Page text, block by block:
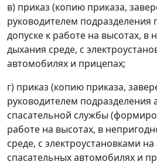
в) приказ (копию приказа,
руководителем
допуске к работе на высотах, в
дыхания среде, с
автомобилях и прицепах;
г) приказ (копию приказа,
руководителем подразделения
спасательной службы
работе на высотах, в
среде, с электроустановками
спасательных автомобилях и